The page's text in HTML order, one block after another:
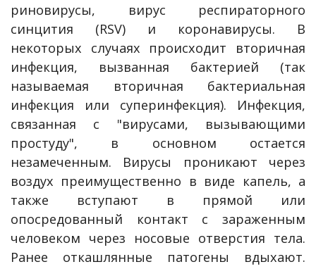
риновирусы, вирус респираторного
синцития (RSV) и коронавирусы. В
некоторых случаях происходит вторичная
инфекция, вызванная бактерией (так
называемая вторичная бактериальная
инфекция или суперинфекция). Инфекция,
связанная с "вирусами, вызывающими
простуду", в основном остается
незамеченным. Вирусы проникают через
воздух преимущественно в виде капель, а
также вступают в прямой или
опосредованный контакт с зараженным
человеком через носовые отверстия тела.
Ранее откашлянные патогены вдыхают.